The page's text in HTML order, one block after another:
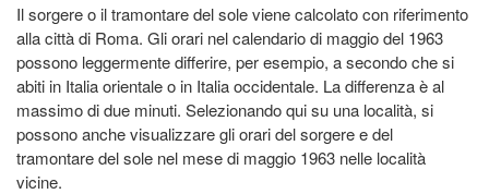
Il sorgere o il tramontare del sole viene calcolato con riferimento
alla città di Roma. Gli orari nel calendario di maggio del 1963
possono leggermente differire, per esempio, a secondo che si
abiti in Italia orientale o in Italia occidentale. La differenza è al
massimo di due minuti. Selezionando qui su una località, si
possono anche visualizzare gli orari del sorgere e del
tramontare del sole nel mese di maggio 1963 nelle località
vicine.